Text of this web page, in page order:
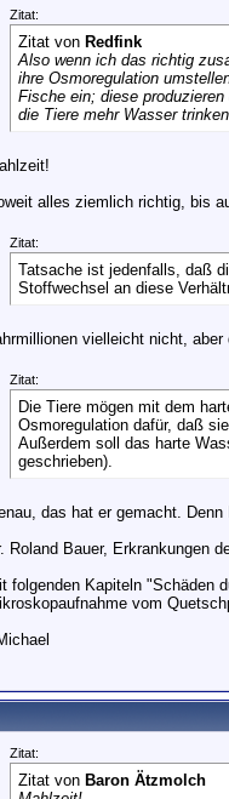
Zitat:
Zitat von Redfink
Also wenn ich das richtig
ihre Osmoregulation
Fische ein; diese
die Tiere mehr Wasser
alles ziemlich richtig, bis
Zitat:
Tatsache ist jedenfalls, daß
Stoffwechsel an diese
vielleicht nicht,
Zitat:
Die Tiere mögen mit dem
Osmoregulation dafür, daß
Außerdem soll das harte
geschrieben).
das hat er gemacht.
Roland Bauer, Erkrankungen
folgenden Kapiteln "Schäden
vom
Zitat:
Zitat von Baron Ätzmolch